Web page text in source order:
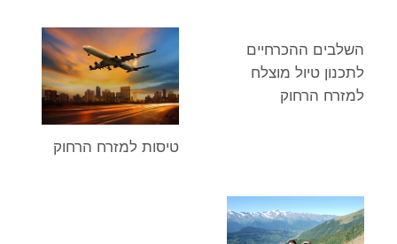
השלבים ההכרחיים
לתכנון טיול מוצלח
למזרח הרחוק
טיסות למזרח הרחוק